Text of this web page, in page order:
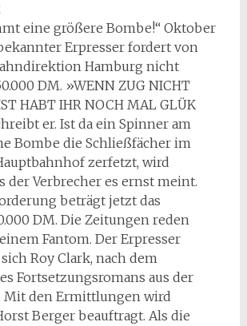
eine größere Bombe!“ Oktober
Erpresser fordert von
Hamburg nicht
DM. »WENN ZUG NICHT
HABT IHR NOCH MAL GLÜK
er. Ist da ein Spinner am
Bombe die Schließfächer im
zerfetzt, wird
der Verbrecher es ernst meint.
beträgt jetzt das
DM. Die Zeitungen reden
Fantom. Der Erpresser
Roy Clark, nach dem
Fortsetzungsromans aus der
Mit den Ermittlungen wird
Berger beauftragt. Als die